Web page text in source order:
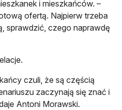
i mieszkańców. –
ofertą. Najpierw trzeba
sprawdzić, czego naprawdę
czuli, że są częścią
zaczynają się znać i
Antoni Morawski.